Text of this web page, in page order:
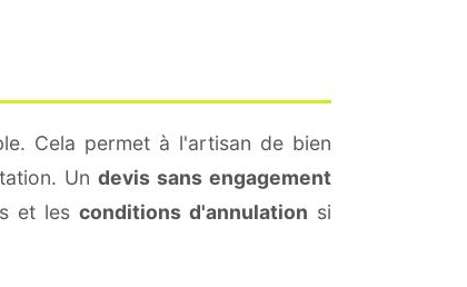
Cela permet à l'artisan de bien
Un devis sans engagement
et les conditions d'annulation si